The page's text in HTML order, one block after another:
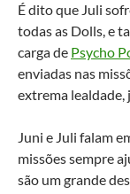
É dito que Juli
todas as Dolls, e
carga de Psycho
enviadas nas
extrema lealdade,
Juni e Juli falam
missões sempre
são um grande